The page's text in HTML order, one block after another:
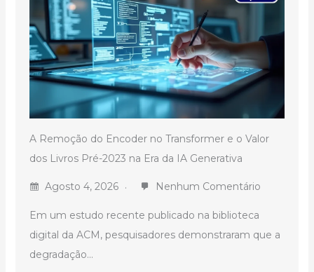
A Remoção do Encoder no Transformer e o Valor
dos Livros Pré-2023 na Era da IA Generativa
Agosto 4, 2026 Nenhum Comentário
Em um estudo recente publicado na biblioteca
digital da ACM, pesquisadores demonstraram que a
degradação...